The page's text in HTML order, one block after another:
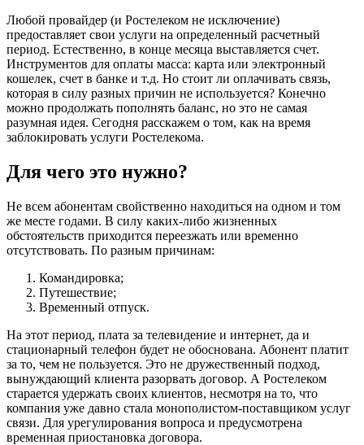
Любой провайдер (и Ростелеком не исключение)
предоставляет свои услуги на определенный расчетный
период. Естественно, в конце месяца выставляется счет.
Инструментов для оплаты масса: карта или электронный
кошелек, счет в банке и т.д. Но стоит ли оплачивать связь,
которая в силу разных причин не используется? Конечно
можно продолжать пополнять баланс, но это не самая
разумная идея. Сегодня расскажем о том, как на время
заблокировать услуги Ростелекома.
Для чего это нужно?
Не всем абонентам свойственно находиться на одном и том
же месте годами. В силу каких-либо жизненных
обстоятельств приходится переезжать или временно
отсутствовать. По разным причинам:
Командировка;
Путешествие;
Временный отпуск.
На этот период, плата за телевидение и интернет, да и
стационарный телефон будет не обоснована. Абонент платит
за то, чем не пользуется. Это не дружественный подход,
вынуждающий клиента разорвать договор. А Ростелеком
старается удержать своих клиентов, несмотря на то, что
компания уже давно стала монополистом-поставщиком услуг
связи. Для урегулирования вопроса и предусмотрена
временная приостановка договора.